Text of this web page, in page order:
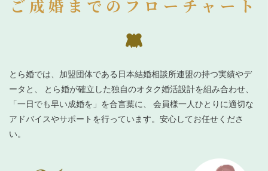
ご成婚までのフローチャート
とら婚では、加盟団体である日本結婚相談所連盟の持つ実績やデ
ータと、 とら婚が確立した独自のオタク婚活設計を組み合わせ、
「一日でも早い成婚を」を合言葉に、 会員様一人ひとりに適切な
アドバイスやサポートを行っています。安心してお任せくださ
い。